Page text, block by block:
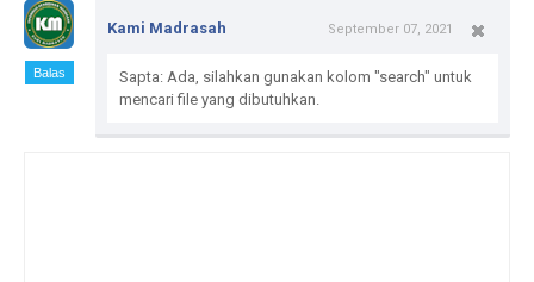
Balas
Kami Madrasah September 07, 2021
Sapta: Ada, silahkan gunakan kolom "search" untuk
mencari file yang dibutuhkan.